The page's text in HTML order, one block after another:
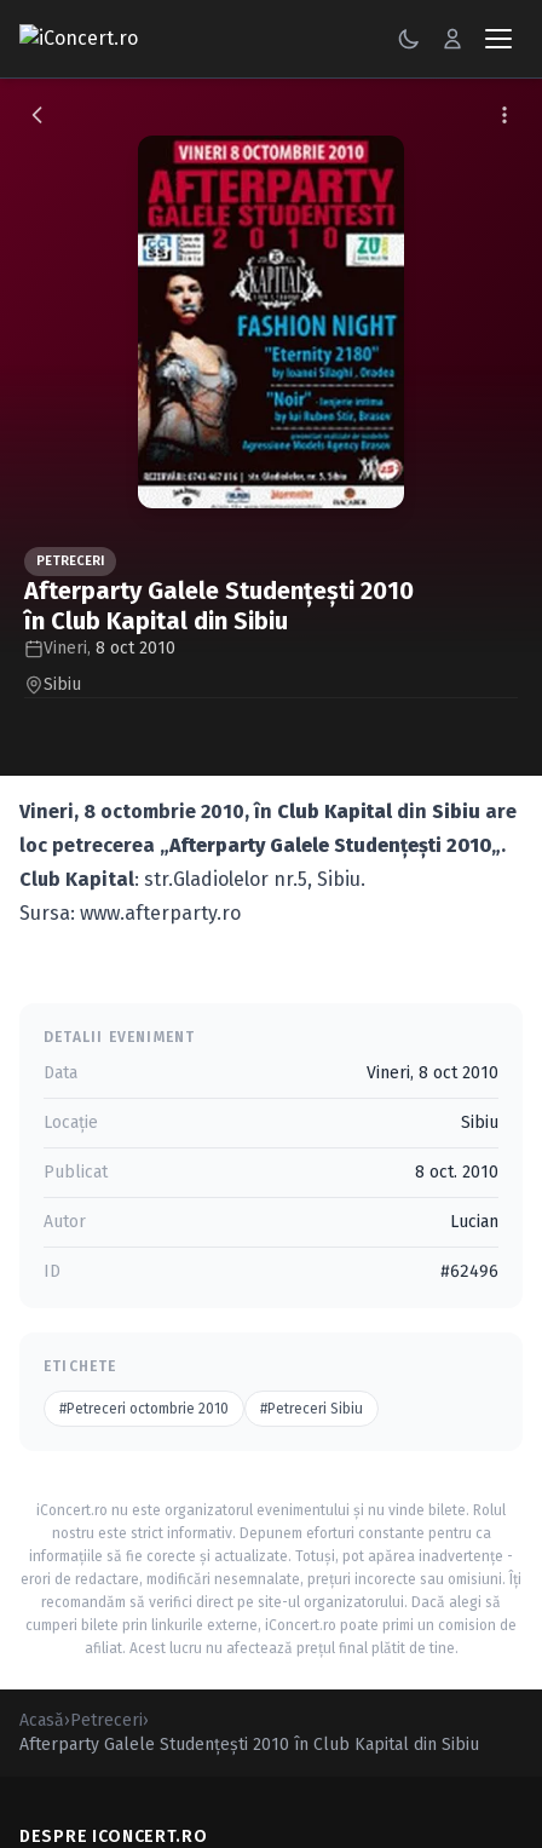
CONCERTE
Caută în site...
PETRECERI
Afterparty Galele Studenţeşti 2010
în Club Kapital din Sibiu
Vineri, 8 oct 2010
Sibiu
Vineri, 8 octombrie 2010, în Club Kapital din Sibiu are
loc petrecerea „Afterparty Galele Studenţeşti 2010„.
Club Kapital: str.Gladiolelor nr.5, Sibiu.
Sursa: www.afterparty.ro
DETALII EVENIMENT
Data Vineri, 8 oct 2010
Locație Sibiu
Publicat 8 oct. 2010
Autor Lucian
ID #62496
ETICHETE
#Petreceri octombrie 2010 #Petreceri Sibiu
iConcert.ro nu este organizatorul evenimentului și nu vinde bilete. Rolul
nostru este strict informativ. Depunem eforturi constante pentru ca
informațiile să fie corecte și actualizate. Totuși, pot apărea inadvertențe -
erori de redactare, modificări nesemnalate, prețuri incorecte sau omisiuni. Îți
recomandăm să verifici direct pe site-ul organizatorului. Dacă alegi să
cumperi bilete prin linkurile externe, iConcert.ro poate primi un comision de
afiliat. Acest lucru nu afectează prețul final plătit de tine.
Acasă›Petreceri›
Afterparty Galele Studenţeşti 2010 în Club Kapital din Sibiu
DESPRE ICONCERT.RO